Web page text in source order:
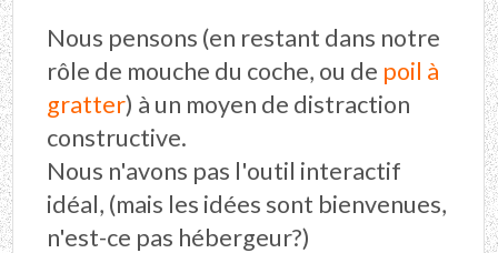
Nous pensons (en restant dans notre
rôle de mouche du coche, ou de poil à
gratter) à un moyen de distraction
constructive.
Nous n'avons pas l'outil interactif
idéal, (mais les idées sont bienvenues,
n'est-ce pas hébergeur?)